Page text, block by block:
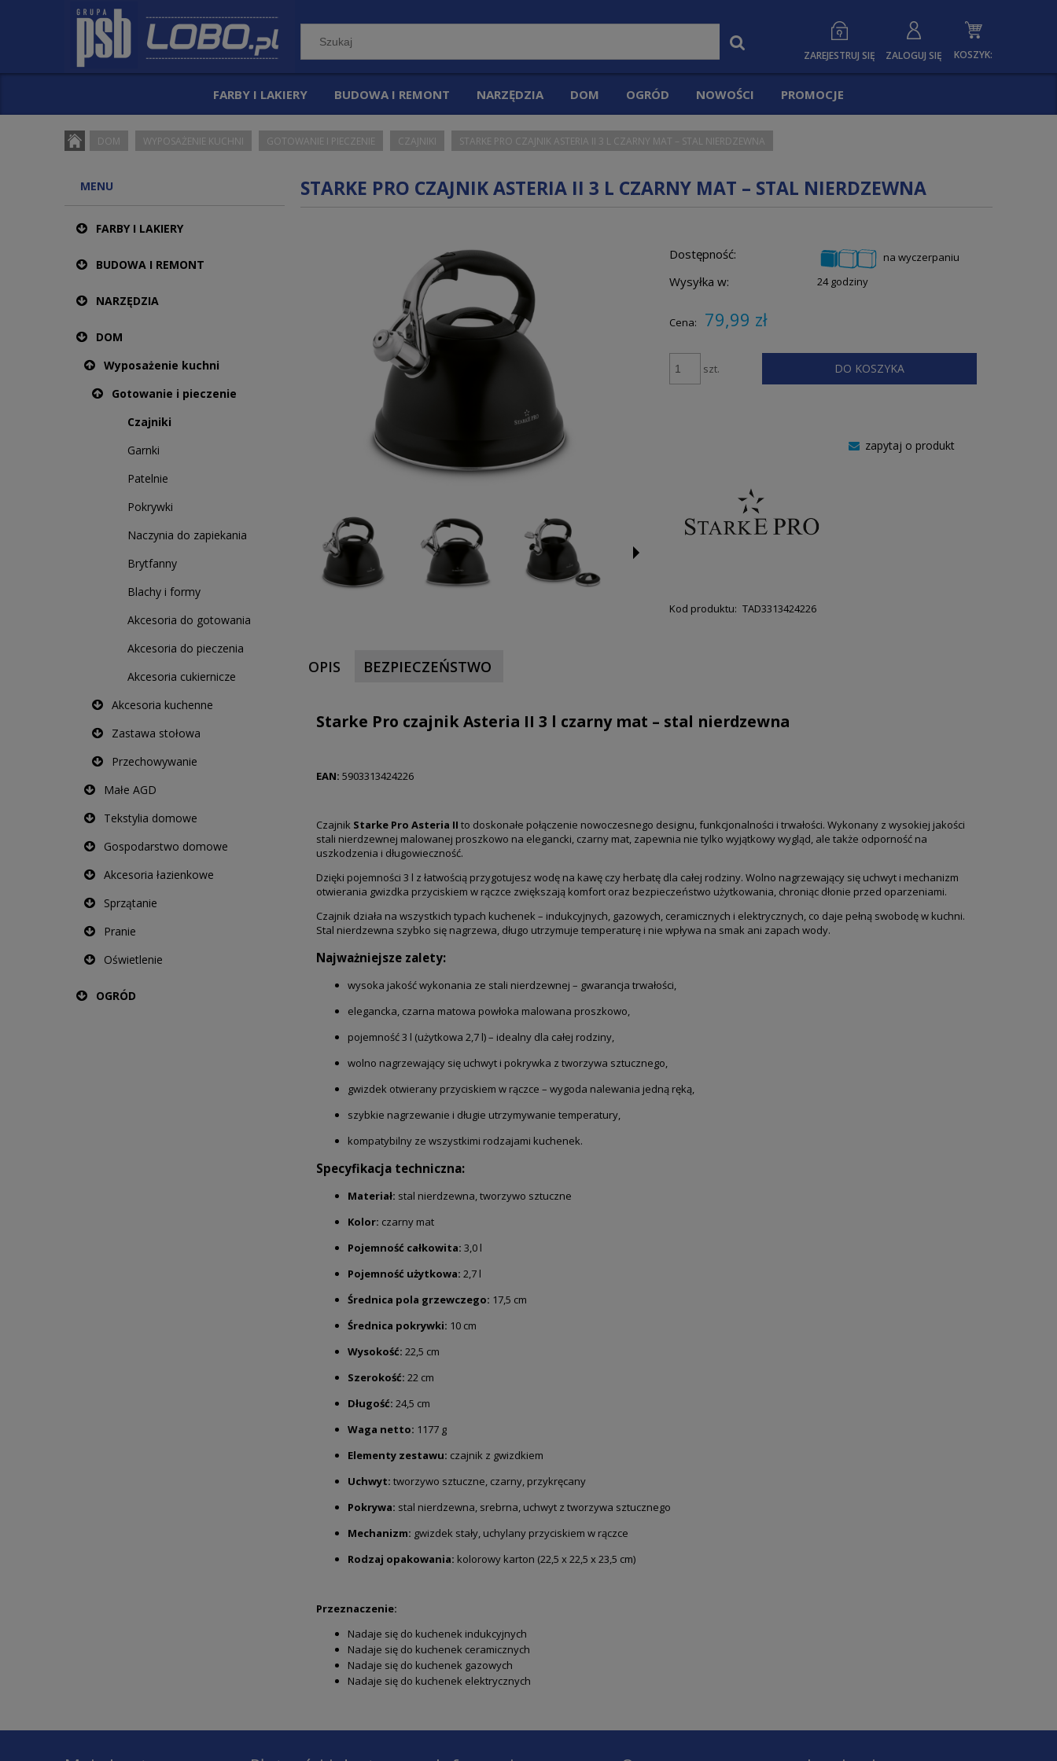
KOSZYK:
ZAREJESTRUJ SIĘ ZALOGUJ SIĘ
FARBY I LAKIERY BUDOWA I REMONT NARZĘDZIA DOM OGRÓD NOWOŚCI PROMOCJE
DOM WYPOSAŻENIE KUCHNI GOTOWANIE I PIECZENIE CZAJNIKI STARKE PRO CZAJNIK ASTERIA II 3 L CZARNY MAT – STAL NIERDZEWNA
MENU
FARBY I LAKIERY
BUDOWA I REMONT
NARZĘDZIA
DOM
Wyposażenie kuchni
Gotowanie i pieczenie
Czajniki
Garnki
Patelnie
Pokrywki
Naczynia do zapiekania
Brytfanny
Blachy i formy
Akcesoria do gotowania
Akcesoria do pieczenia
Akcesoria cukiernicze
Akcesoria kuchenne
Zastawa stołowa
Przechowywanie
Małe AGD
Tekstylia domowe
Gospodarstwo domowe
Akcesoria łazienkowe
Sprzątanie
Pranie
Oświetlenie
OGRÓD
STARKE PRO CZAJNIK ASTERIA II 3 L CZARNY MAT – STAL NIERDZEWNA
Dostępność: na wyczerpaniu
Wysyłka w: 24 godziny
Cena: 79,99 zł
szt. DO KOSZYKA
Kod produktu: TAD3313424226
zapytaj o produkt
OPIS BEZPIECZEŃSTWO
Starke Pro czajnik Asteria II 3 l czarny mat – stal nierdzewna
EAN: 5903313424226
Czajnik Starke Pro Asteria II to doskonałe połączenie nowoczesnego designu, funkcjonalności i trwałości. Wykonany z wysokiej jakości
stali nierdzewnej malowanej proszkowo na elegancki, czarny mat, zapewnia nie tylko wyjątkowy wygląd, ale także odporność na
uszkodzenia i długowieczność.
Dzięki pojemności 3 l z łatwością przygotujesz wodę na kawę czy herbatę dla całej rodziny. Wolno nagrzewający się uchwyt i mechanizm
otwierania gwizdka przyciskiem w rączce zwiększają komfort oraz bezpieczeństwo użytkowania, chroniąc dłonie przed oparzeniami.
Czajnik działa na wszystkich typach kuchenek – indukcyjnych, gazowych, ceramicznych i elektrycznych, co daje pełną swobodę w kuchni.
Stal nierdzewna szybko się nagrzewa, długo utrzymuje temperaturę i nie wpływa na smak ani zapach wody.
Najważniejsze zalety:
wysoka jakość wykonania ze stali nierdzewnej – gwarancja trwałości,
elegancka, czarna matowa powłoka malowana proszkowo,
pojemność 3 l (użytkowa 2,7 l) – idealny dla całej rodziny,
wolno nagrzewający się uchwyt i pokrywka z tworzywa sztucznego,
gwizdek otwierany przyciskiem w rączce – wygoda nalewania jedną ręką,
szybkie nagrzewanie i długie utrzymywanie temperatury,
kompatybilny ze wszystkimi rodzajami kuchenek.
Specyfikacja techniczna:
Materiał: stal nierdzewna, tworzywo sztuczne
Kolor: czarny mat
Pojemność całkowita: 3,0 l
Pojemność użytkowa: 2,7 l
Średnica pola grzewczego: 17,5 cm
Średnica pokrywki: 10 cm
Wysokość: 22,5 cm
Szerokość: 22 cm
Długość: 24,5 cm
Waga netto: 1177 g
Elementy zestawu: czajnik z gwizdkiem
Uchwyt: tworzywo sztuczne, czarny, przykręcany
Pokrywa: stal nierdzewna, srebrna, uchwyt z tworzywa sztucznego
Mechanizm: gwizdek stały, uchylany przyciskiem w rączce
Rodzaj opakowania: kolorowy karton (22,5 x 22,5 x 23,5 cm)
Przeznaczenie:
Nadaje się do kuchenek indukcyjnych
Nadaje się do kuchenek ceramicznych
Nadaje się do kuchenek gazowych
Nadaje się do kuchenek elektrycznych